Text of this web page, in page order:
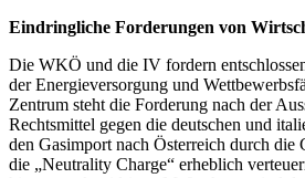
Eindringliche Forderungen von
Die WKÖ und die IV fordern
der Energieversorgung und
Zentrum steht die Forderung nach der
Rechtsmittel gegen die deutschen und
den Gasimport nach Österreich durch die
die „Neutrality Charge“ erheblich